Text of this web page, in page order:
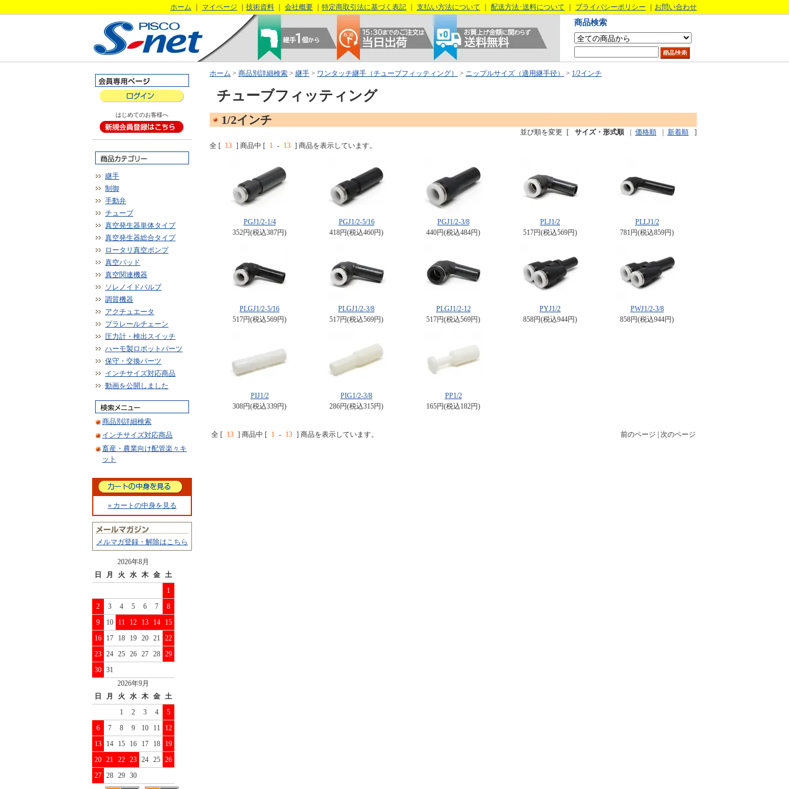
ホーム マイページ 技術資料 会社概要 特定商取引法に基づく表記 支払い方法について 配送方法･送料について プライバシーポリシー お問い合わせ
商品検索
はじめてのお客様へ
継手
制御
手動弁
チューブ
真空発生器単体タイプ
真空発生器総合タイプ
ロータリ真空ポンプ
真空パッド
真空関連機器
ソレノイドバルブ
調質機器
アクチュエータ
プラレールチェーン
圧力計・検出スイッチ
ハーモ製ロボットパーツ
保守・交換パーツ
インチサイズ対応商品
動画を公開しました
商品別詳細検索
インチサイズ対応商品
畜産・農業向け配管楽々キ
ット
» カートの中身を見る
メルマガ登録・解除はこちら
2026年8月
日
月 火 水 木 金 土
1
2
3 4 5 6 7
8
9
10 11 12 13 14
15
16
17 18 19 20 21
22
23 24 25 26 27 28 29
30 31
2026年9月
日
月 火 水 木 金 土
1
2 3 4
5
6
7 8 9 10 11
12
13
14 15 16 17 18
19
20 21 22 23 24 25 26
27 28 29 30
ホーム > 商品別詳細検索 > 継手 > ワンタッチ継手（チューブフィッティング） > ニップルサイズ（適用継手径） > 1/2インチ
チューブフィッティング
1/2インチ
並び順を変更 [ サイズ・形式順 価格順 新着順
]
全 [ 13 ] 商品中 [ 1 - 13 ] 商品を表示しています。
PGJ1/2-1/4
352円(税込387円)
PGJ1/2-5/16
418円(税込460円)
PGJ1/2-3/8
440円(税込484円)
PLJ1/2
517円(税込569円)
PLLJ1/2
781円(税込859円)
PLGJ1/2-5/16
517円(税込569円)
PLGJ1/2-3/8
517円(税込569円)
PLGJ1/2-12
517円(税込569円)
PYJ1/2
858円(税込944円)
PWJ1/2-3/8
858円(税込944円)
PIJ1/2
308円(税込339円)
PIG1/2-3/8
286円(税込315円)
PP1/2
165円(税込182円)
全 [ 13 ] 商品中 [ 1 - 13 ] 商品を表示しています。 前のページ | 次のページ